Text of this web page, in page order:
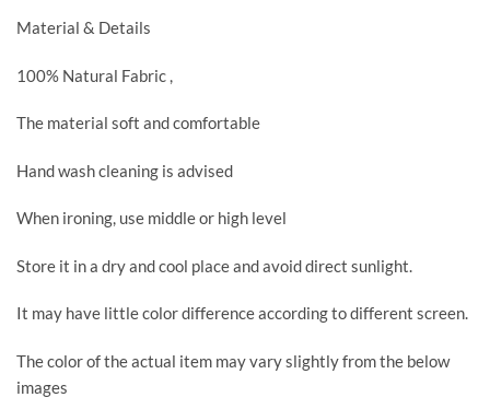
Material & Details
100% Natural Fabric ,
The material soft and comfortable
Hand wash cleaning is advised
When ironing, use middle or high level
Store it in a dry and cool place and avoid direct sunlight.
It may have little color difference according to different screen.
The color of the actual item may vary slightly from the below
images